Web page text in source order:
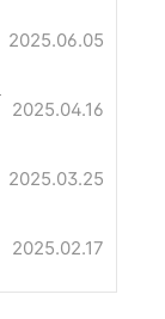
2025.06.05
2025.04.16
2025.03.25
2025.02.17